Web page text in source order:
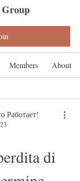
Group
Members About
Работает!
di